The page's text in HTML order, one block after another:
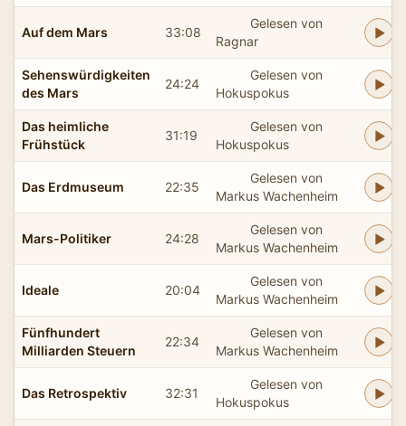
Auf dem Mars 33:08
Gelesen von
Ragnar
Sehenswürdigkeiten
des Mars
24:24
Gelesen von
Hokuspokus
Das heimliche
Frühstück
31:19
Gelesen von
Hokuspokus
Das Erdmuseum 22:35
Gelesen von
Markus Wachenheim
Mars-Politiker 24:28
Gelesen von
Markus Wachenheim
Ideale 20:04
Gelesen von
Markus Wachenheim
Fünfhundert
Milliarden Steuern
22:34
Gelesen von
Markus Wachenheim
Das Retrospektiv 32:31
Gelesen von
Hokuspokus